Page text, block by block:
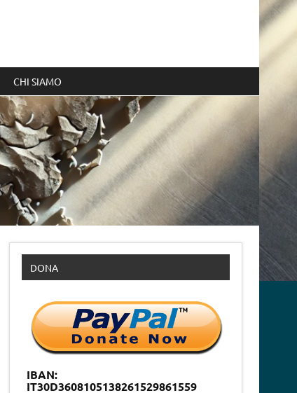
CHI SIAMO
DONA
IBAN:
IT30D3608105138261529861559